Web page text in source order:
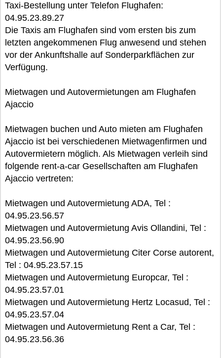
Taxi-Bestellung unter Telefon Flughafen:
04.95.23.89.27
Die Taxis am Flughafen sind vom ersten bis zum
letzten angekommenen Flug anwesend und stehen
vor der Ankunftshalle auf Sonderparkflächen zur
Verfügung.
Mietwagen und Autovermietungen am Flughafen
Ajaccio
Mietwagen buchen und Auto mieten am Flughafen
Ajaccio ist bei verschiedenen Mietwagenfirmen und
Autovermietern möglich. Als Mietwagen verleih sind
folgende rent-a-car Gesellschaften am Flughafen
Ajaccio vertreten:
Mietwagen und Autovermietung ADA, Tel :
04.95.23.56.57
Mietwagen und Autovermietung Avis Ollandini, Tel :
04.95.23.56.90
Mietwagen und Autovermietung Citer Corse autorent,
Tel : 04.95.23.57.15
Mietwagen und Autovermietung Europcar, Tel :
04.95.23.57.01
Mietwagen und Autovermietung Hertz Locasud, Tel :
04.95.23.57.04
Mietwagen und Autovermietung Rent a Car, Tel :
04.95.23.56.36